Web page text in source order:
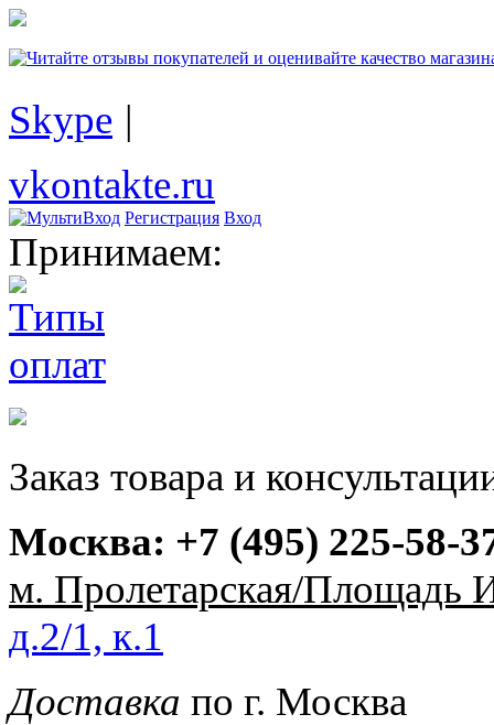
Skype |
vkontakte.ru
Регистрация Вход
Принимаем:
Заказ товара и
Москва: +7 (495) 225-58-
м. Пролетарская/Площадь
д.2/1, к.1
Доставка по г. Москва